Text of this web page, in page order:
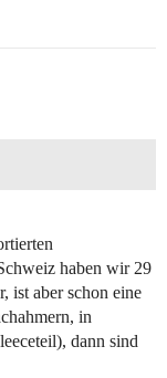
haben wir 29
ist aber schon eine
in
dann sind